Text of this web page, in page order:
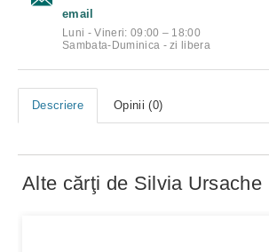
email
Luni - Vineri: 09:00 – 18:00
Sambata-Duminica - zi libera
Descriere Opinii (0)
Alte cărţi de Silvia Ursache